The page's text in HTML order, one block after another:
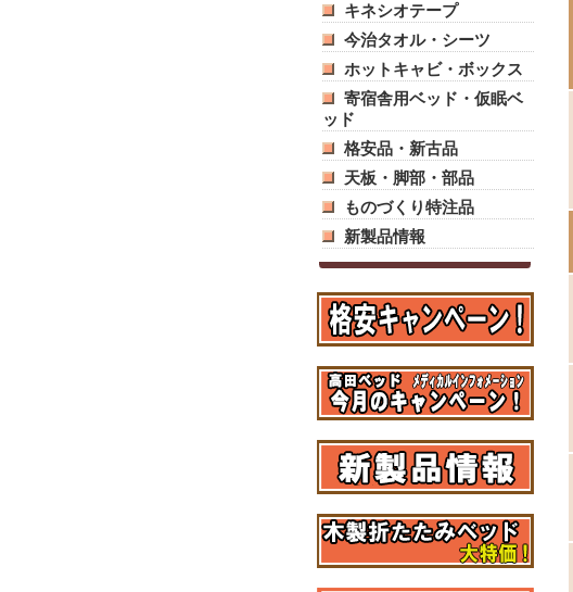
キネシオテープ
今治タオル・シーツ
ホットキャビ・ボックス
寄宿舎用ベッド・仮眠ベ
ッド
格安品・新古品
天板・脚部・部品
ものづくり特注品
新製品情報